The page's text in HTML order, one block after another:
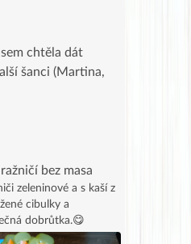
chtěla dát
šanci (Martina,
bez masa
zeleninové a s kaší z
cibulky a
dobrůtka.😋